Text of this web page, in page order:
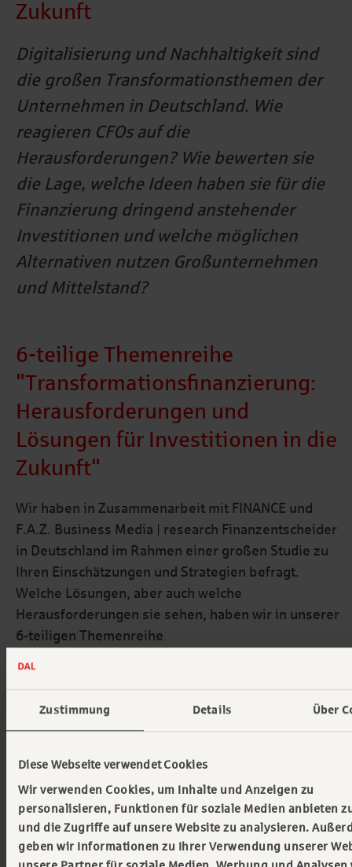
Zustimmung Details Über
Diese Webseite verwendet Cookies
Wir verwenden Cookies, um Inhalte und Anzeigen zu
personalisieren, Funktionen für soziale Medien anbieten
und die Zugriffe auf unsere Website zu analysieren.
geben wir Informationen zu Ihrer Verwendung unserer
Zukunft
Digitalisierung und Nachhaltigkeit sind
die großen Transformationsthemen der
Unternehmen in Deutschland. Wie
reagieren CFOs auf die
Herausforderungen? Wie bewerten sie
die Lage, welche Ideen haben sie für die
Finanzierung dringend anstehender
Investitionen und welche möglichen
Alternativen nutzen Großunternehmen
und Mittelstand?
6-teilige Themenreihe
"Transformationsfinanzierung:
Herausforderungen und
Lösungen für Investitionen in die
Zukunft"
Wir haben in Zusammenarbeit mit FINANCE und
F.A.Z. Business Media | research Finanzentscheider
in Deutschland im Rahmen einer großen Studie zu
Ihren Einschätzungen und Strategien befragt.
Welche Lösungen, aber auch welche
Herausforderungen sie sehen, haben wir in unserer
6-teiligen Themenreihe
Optimismus trotz Krisen.
15.10.2025